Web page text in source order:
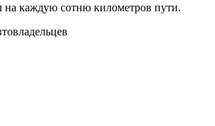
на каждую сотню километров пути.